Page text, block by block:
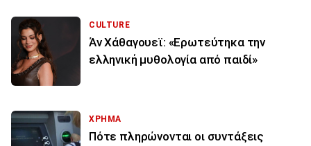
CULTURE
Άν Χάθαγουεϊ: «Ερωτεύτηκα την
ελληνική μυθολογία από παιδί»
ΧΡΗΜΑ
Πότε πληρώνονται οι συντάξεις